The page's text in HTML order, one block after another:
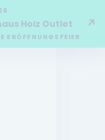
Holz Outlet
ERÖFFNUNGSFEIER
↗